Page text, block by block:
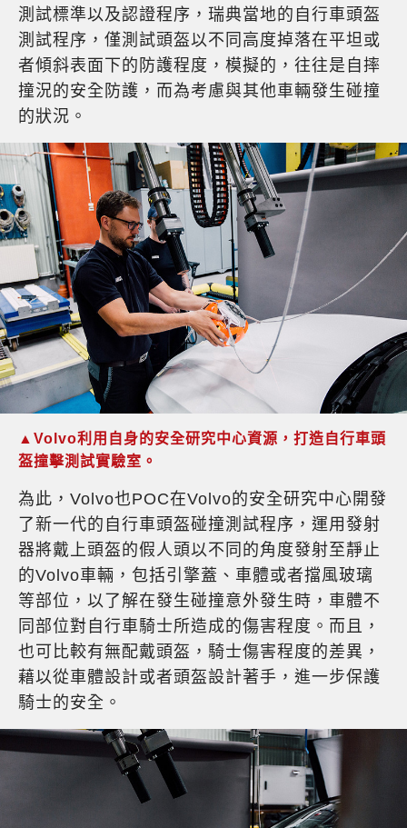
測試標準以及認證程序，瑞典當地的自行車頭盔
測試程序，僅測試頭盔以不同高度掉落在平坦或
者傾斜表面下的防護程度，模擬的，往往是自摔
撞況的安全防護，而為考慮與其他車輛發生碰撞
的狀況。
▲Volvo利用自身的安全研究中心資源，打造自行車頭
盔撞擊測試實驗室。
為此，Volvo也POC在Volvo的安全研究中心開發
了新一代的自行車頭盔碰撞測試程序，運用發射
器將戴上頭盔的假人頭以不同的角度發射至靜止
的Volvo車輛，包括引擎蓋、車體或者擋風玻璃
等部位，以了解在發生碰撞意外發生時，車體不
同部位對自行車騎士所造成的傷害程度。而且，
也可比較有無配戴頭盔，騎士傷害程度的差異，
藉以從車體設計或者頭盔設計著手，進一步保護
騎士的安全。